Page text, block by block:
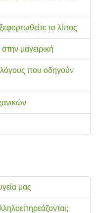
το λίπος
μαγειρική
που οδηγούν
μας